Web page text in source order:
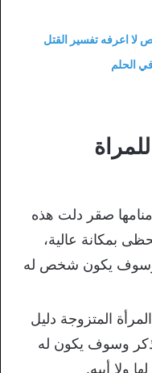
اعرفه تفسير القتل
الحلم
صقر دلت هذه
بمكانة عالية،
وسوف يكون شخص له
المتزوجة دليل
وسوف يكون له
ولا أبيه.